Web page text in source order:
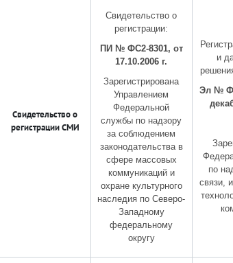
Свидетельство о
регистрации СМИ
Свидетельство о
регистрации:
ПИ № ФС2-8301, от
17.10.2006 г.
Зарегистрирована
Управлением
Федеральной
службы по надзору
за соблюдением
законодательства в
сфере массовых
коммуникаций и
охране культурного
наследия по Северо-
Западному
федеральному
округу
и
Эл №
по
связи,